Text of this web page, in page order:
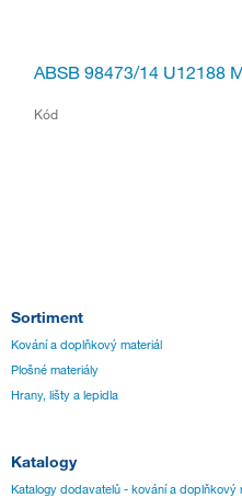
ABSB 98473/14 U12188
Kód
Sortiment
Kování a doplňkový materiál
Plošné materiály
Hrany, lišty a lepidla
Katalogy
Katalogy dodavatelů - kování a doplňkový